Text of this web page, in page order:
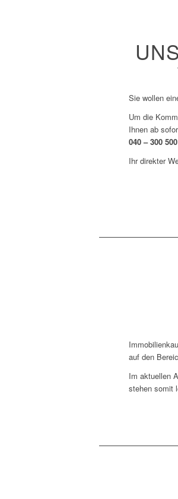
Sie wollen
Um die
Ihnen ab
040 – 300
Ihr direkter
auf den
Im aktuellen
stehen somit